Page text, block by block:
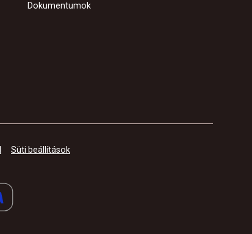
Dokumentumok
Süti beállítások